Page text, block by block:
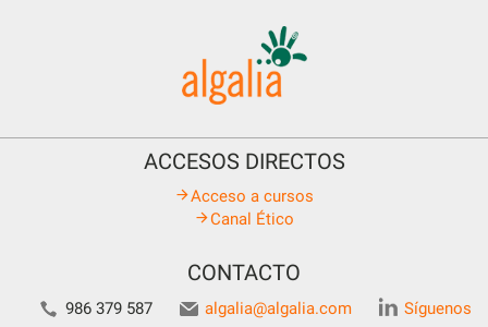
ACCESOS DIRECTOS
Acceso a cursos
Canal Ético
CONTACTO
986 379 587 algalia@algalia.com Síguenos